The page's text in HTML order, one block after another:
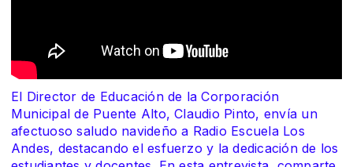
El Director de Educación de la Corporación
Municipal de Puente Alto, Claudio Pinto, envía un
afectuoso saludo navideño a Radio Escuela Los
Andes, destacando el esfuerzo y la dedicación de los